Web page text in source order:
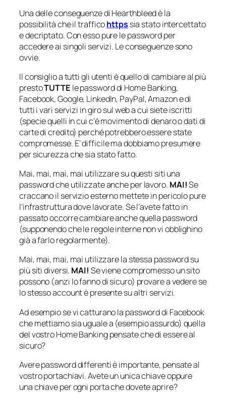
Una delle conseguenze di Hearthbleed è la
possibilità che il trafficohttpssia stato intercettato
e decriptato. Con esso pure le password per
accedere ai singoli servizi. Le conseguenze sono
ovvie.
Il consiglio a tutti gli utenti è quello di cambiare al più
prestoTUTTE le password di Home Banking,
Facebook, Google, LinkedIn, PayPal, Amazon e di
tutti i vari servizi in giro sul web a cui siete iscritti
(specie quelli in cui c’è movimento di denaro o dati di
carte di credito) perché potrebbero essere state
compromesse. E’ difficile ma dobbiamo presumere
per sicurezza che sia stato fatto.
Mai, mai, mai, mai utilizzare su questi siti una
password che utilizzate anche per lavoro. MAI!Se
craccano il servizio esterno mettete in pericolo pure
l’infrastruttura dove lavorate. Se l’avete fatto in
passato occorre cambiare anche quella password
(supponendo che le regole interne non vi obblighino
già a farlo regolarmente).
Mai, mai, mai, mai utilizzare la stessa password su
più siti diversi. MAI! Se viene compromesso un sito
possono (anzi lo fanno di sicuro) provare a vedere se
lo stesso account è presente su altri servizi.
Ad esempio se vi catturano la password di Facebook
che mettiamo sia uguale a (esempio assurdo) quella
del vostro Home Banking pensate che di essere al
sicuro?
Avere password differenti è importante, pensate al
vostro portachiavi. Avete un unica chiave oppure
una chiave per ogni porta che dovete aprire?